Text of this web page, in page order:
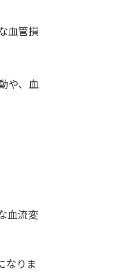
血管損
や、血
血流変
なりま